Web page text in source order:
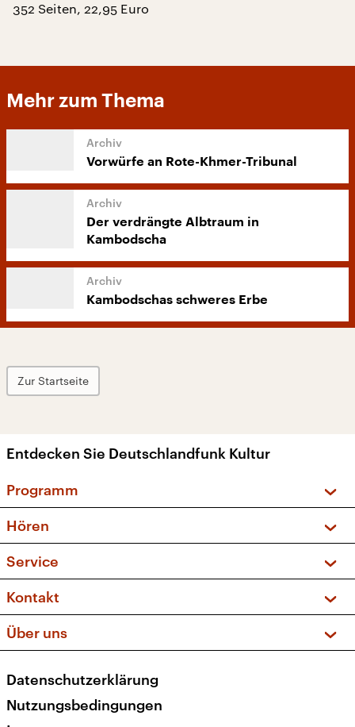
352 Seiten, 22,95 Euro
Mehr zum Thema
Vorwürfe an Rote-Khmer-Tribunal
Der verdrängte Albtraum in
Kambodscha
Kambodschas schweres Erbe
Zur Startseite
Entdecken Sie Deutschlandfunk Kultur
Programm
Sendungen und Podcasts
Musikliste
Kakadu – Das Kinderprogramm
Hören
Frequenzen (UKW + DAB+)
Service
FAQ
Apps
Newsletter
Veranstaltungen
Kontakt
Social Media
Über uns
Presse
Karriere
Datenschutzerklärung
Nutzungsbedingungen